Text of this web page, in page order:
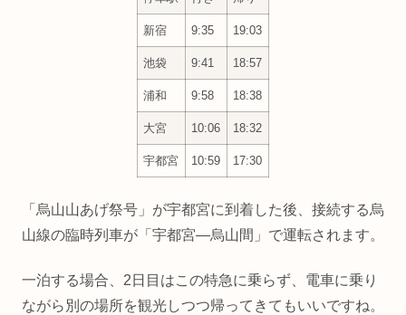
新宿 9:35 19:03
池袋 9:41 18:57
浦和 9:58 18:38
大宮 10:06 18:32
宇都宮 10:59 17:30
「烏山山あげ祭号」が宇都宮に到着した後、接続する烏
山線の臨時列車が「宇都宮―烏山間」で運転されます。
一泊する場合、2日目はこの特急に乗らず、電車に乗り
ながら別の場所を観光しつつ帰ってきてもいいですね。